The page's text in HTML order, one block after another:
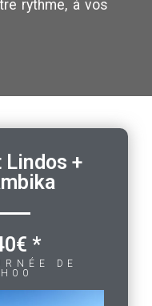
rythme, à vos
+
*
DE